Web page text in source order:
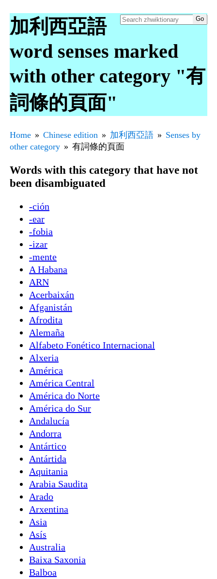
加利西亞語
word senses marked
with other category "有
詞條的頁面"
Home Chinese edition 加利西亞語
Senses by
other category
有詞條的頁面
Words with this category that have not
been disambiguated
-ción
-ear
-fobia
-izar
-mente
A Habana
ARN
Acerbaixán
Afganistán
Afrodita
Alemaña
Alfabeto Fonético Internacional
Alxeria
América
América Central
América do Norte
América do Sur
Andalucía
Andorra
Antártico
Antártida
Aquitania
Arabia Saudita
Arado
Arxentina
Asia
Asís
Australia
Baixa Saxonia
Balboa